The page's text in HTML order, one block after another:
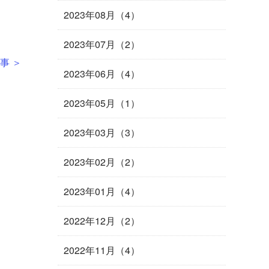
＞
2023年08月（4）
2023年07月（2）
2023年06月（4）
2023年05月（1）
2023年03月（3）
2023年02月（2）
2023年01月（4）
2022年12月（2）
2022年11月（4）